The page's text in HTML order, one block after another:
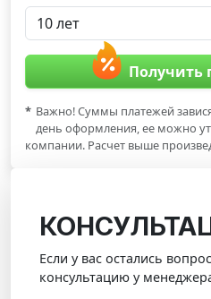
Получить
* Важно! Суммы платежей
день оформления, ее можно
компании. Расчет выше
Если у вас остались
консультацию у